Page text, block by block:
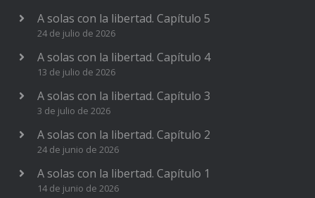
A solas con la libertad. Capítulo 5
24 de julio de 2026
A solas con la libertad. Capítulo 4
13 de julio de 2026
A solas con la libertad. Capítulo 3
3 de julio de 2026
A solas con la libertad. Capítulo 2
24 de junio de 2026
A solas con la libertad. Capítulo 1
14 de junio de 2026